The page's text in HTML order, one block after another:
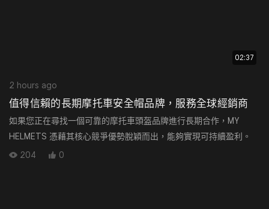
02:37
2 hours ago
值得信賴的長期摩托車安全帽品牌，服務全球經銷商
如果您正在尋找一個可靠的摩托車頭盔品牌進行長期合作，MY
HELMETS 憑藉其核心競爭優勢脫穎而出，能夠實現可持續盈利。
204
0